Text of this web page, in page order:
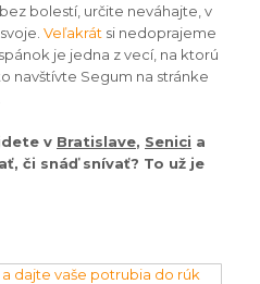
bolestí, určite neváhajte, v
Veľakrát si nedoprajeme
je jedna z vecí, na ktorú
navštívte Segum na stránke
v Bratislave, Senici a
či snáď snívať? To už je
dajte vaše potrubia do rúk